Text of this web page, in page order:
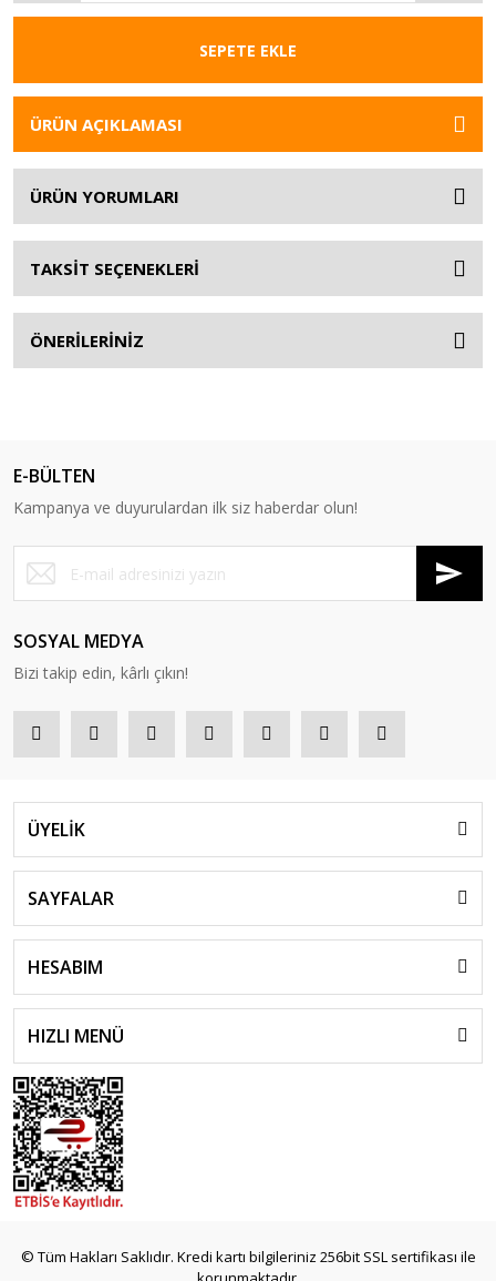
SEPETE EKLE
ÜRÜN AÇIKLAMASI
ÜRÜN YORUMLARI
TAKSİT SEÇENEKLERİ
ÖNERİLERİNİZ
E-BÜLTEN
Kampanya ve duyurulardan ilk siz haberdar olun!
SOSYAL MEDYA
Bizi takip edin, kârlı çıkın!
ÜYELİK
SAYFALAR
HESABIM
HIZLI MENÜ
© Tüm Hakları Saklıdır. Kredi kartı bilgileriniz 256bit SSL sertifikası ile